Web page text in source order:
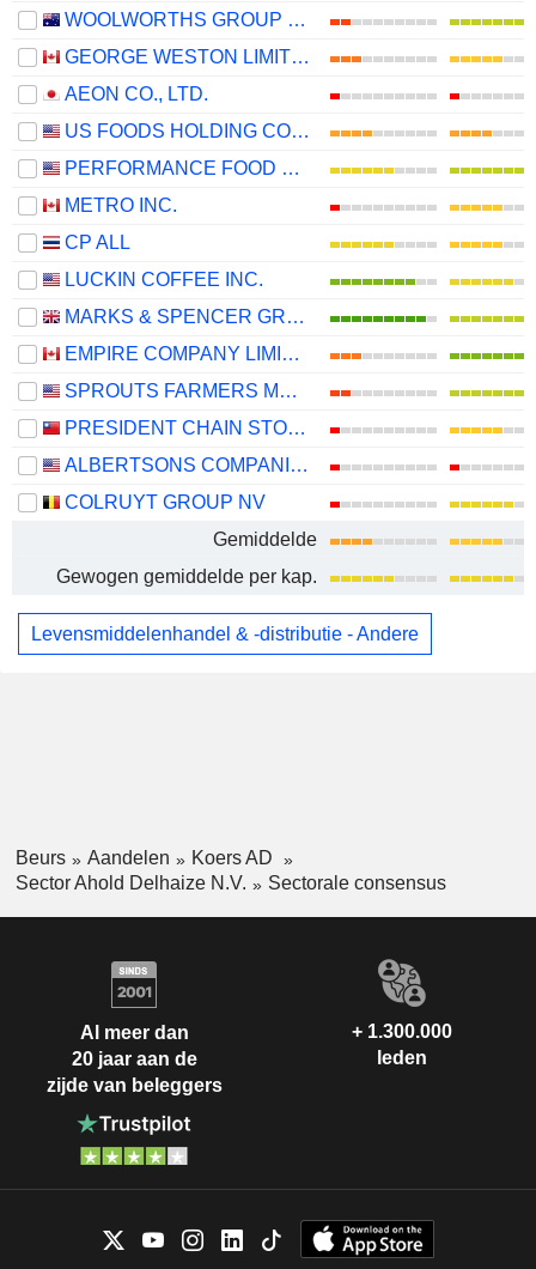
WOOLWORTHS GROUP LIMITED
GEORGE WESTON LIMITED
AEON CO., LTD.
US FOODS HOLDING CORP.
PERFORMANCE FOOD GROUP COMPANY
METRO INC.
CP ALL
LUCKIN COFFEE INC.
MARKS & SPENCER GROUP PLC
EMPIRE COMPANY LIMITED
SPROUTS FARMERS MARKET, INC.
PRESIDENT CHAIN STORE CORPORATION
ALBERTSONS COMPANIES, INC.
COLRUYT GROUP NV
Gemiddelde
Gewogen gemiddelde per kap.
Levensmiddelenhandel & -distributie - Andere
Beurs Aandelen
Koers AD
Sector Ahold Delhaize N.V.
Sectorale consensus
Al meer dan
20 jaar aan de
zijde van beleggers
+ 1.300.000
leden